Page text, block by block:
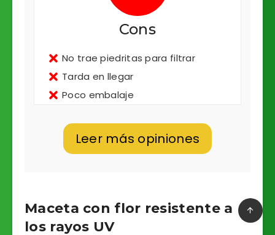
Cons
No trae piedritas para filtrar
Tarda en llegar
Poco embalaje
Leer más opiniones
Maceta con flor resistente a
los rayos UV